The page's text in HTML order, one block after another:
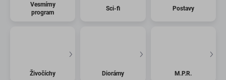
Vesmírny
program
Sci-fi Postavy
Živočíchy Diorámy M.P.R.